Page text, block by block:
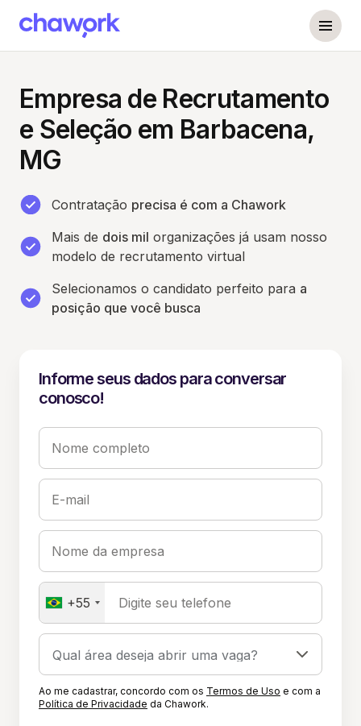
Empresa de Recrutamento
e Seleção em Barbacena,
MG
Contratação precisa é com a Chawork
Mais de dois mil organizações já usam nosso
modelo de recrutamento virtual
Selecionamos o candidato perfeito para a
posição que você busca
Informe seus dados para conversar
conosco!
Nome completo
E-mail
Nome da empresa
+55 Digite seu telefone
Ao me cadastrar, concordo com os Termos de Uso e com a
Política de Privacidade da Chawork.